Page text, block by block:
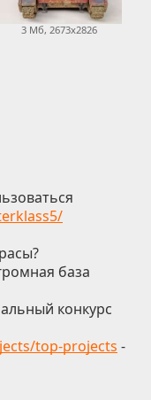
3 Мб, 2673x2826
база
конкурс
top-projects -